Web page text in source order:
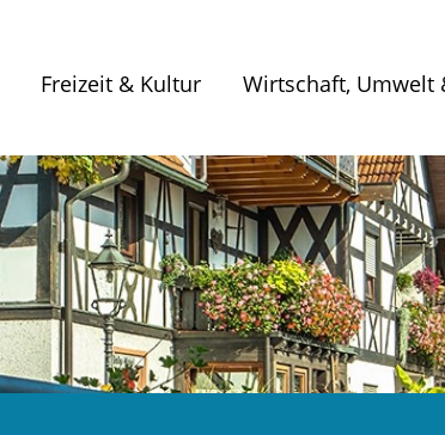
Freizeit & Kultur Wirtschaft, Umwelt